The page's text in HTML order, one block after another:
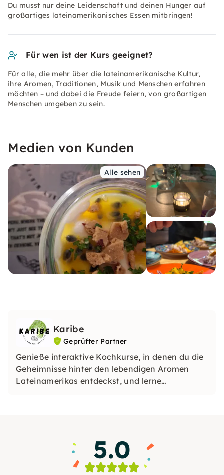
Du musst nur deine Leidenschaft und deinen Hunger auf
großartiges lateinamerikanisches Essen mitbringen!
Für wen ist der Kurs geeignet?
Für alle, die mehr über die lateinamerikanische Kultur,
ihre Aromen, Traditionen, Musik und Menschen erfahren
möchten – und dabei die Freude feiern, von großartigen
Menschen umgeben zu sein.
Medien von Kunden
Alle sehen
Karibe
Geprüfter Partner
Genieße interaktive Kochkurse, in denen du die
Geheimnisse hinter den lebendigen Aromen
Lateinamerikas entdeckst, und lerne
während wir gutes Essen genießen. Lass uns
zusammenkommen!5.0